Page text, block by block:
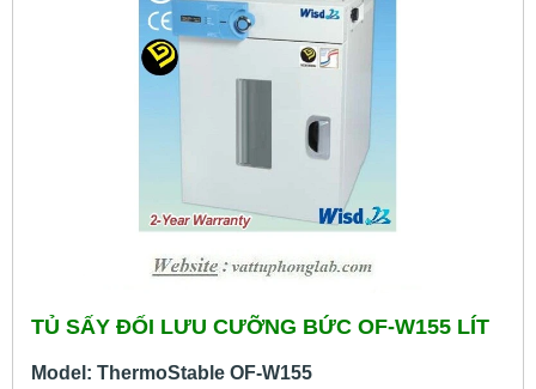
TỦ SẤY ĐỐI LƯU CƯỠNG BỨC OF-W155 LÍT
Model: ThermoStable OF-W155